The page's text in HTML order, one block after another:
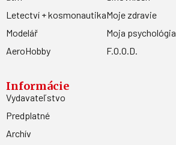
Letectví + kosmonautika
Modelář
AeroHobby
Moje zdravie
Moja psychológia
F.O.O.D.
Informácie
Vydavateľstvo
Predplatné
Archív